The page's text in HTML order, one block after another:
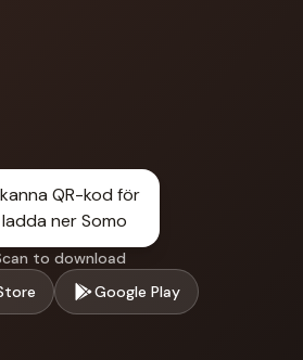
to download
Google Play